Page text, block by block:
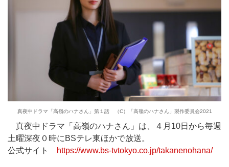
真夜中ドラマ「高嶺のハナさん」第１話 （C）「高嶺のハナさん」製作委員会2021
真夜中ドラマ「高嶺のハナさん」は、４月10日から毎週
土曜深夜０時にBSテレ東ほかで放送。
公式サイト
https://www.bs-tvtokyo.co.jp/takanenohana/